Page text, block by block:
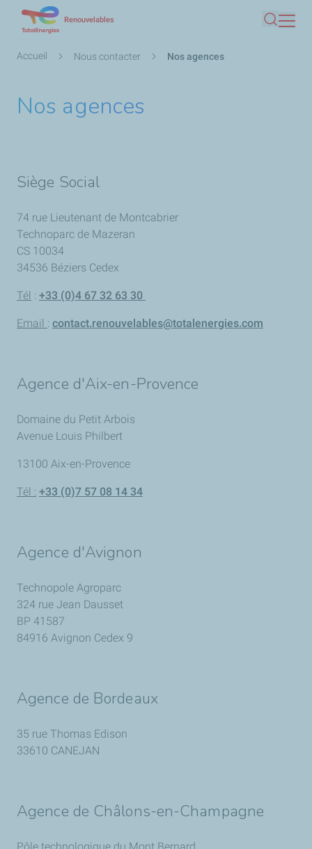
contenu
Renouvelables
Fil
Accueil Nous contacter Nos agences
Nos agences
Siège Social
74 rue Lieutenant de Montcabrier
Technoparc de Mazeran
CS 10034
34536 Béziers Cedex
Tél : +33 (0)4 67 32 63 30
Email : contact.renouvelables@totalenergies.com
Agence d'Aix-en-Provence
Domaine du Petit Arbois
Avenue Louis Philbert
13100 Aix-en-Provence
Tél : +33 (0)7 57 08 14 34
Agence d'Avignon
Technopole Agroparc
324 rue Jean Dausset
BP 41587
84916 Avignon Cedex 9
Agence de Bordeaux
35 rue Thomas Edison
33610 CANEJAN
Agence de Châlons-en-Champagne